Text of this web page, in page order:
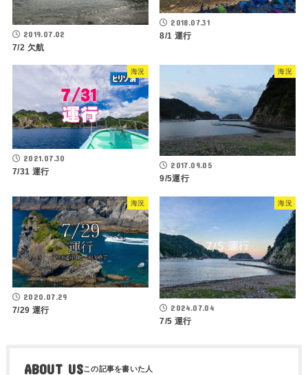
2019.07.02
7/2 欠航
2018.07.31
8/1 運行
海況
2021.07.30
7/31 運行
海況
2017.09.05
9/5運行
海況
2020.07.29
7/29 運行
海況
2024.07.04
7/5 運行
ABOUT US